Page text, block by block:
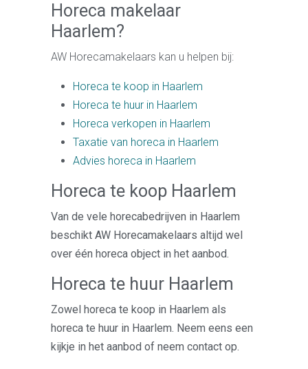
Horeca makelaar
Haarlem?
AW Horecamakelaars kan u helpen bij:
Horeca te koop in Haarlem
Horeca te huur in Haarlem
Horeca verkopen in Haarlem
Taxatie van horeca in Haarlem
Advies horeca in Haarlem
Horeca te koop Haarlem
Van de vele horecabedrijven in Haarlem
beschikt AW Horecamakelaars altijd wel
over één horeca object in het aanbod.
Horeca te huur Haarlem
Zowel horeca te koop in Haarlem als
horeca te huur in Haarlem. Neem eens een
kijkje in het aanbod of neem contact op.